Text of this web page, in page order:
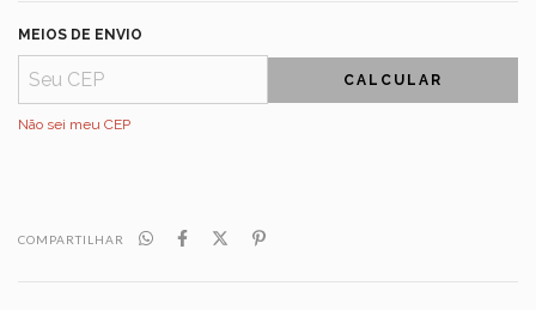
MEIOS DE ENVIO
CALCULAR
Não sei meu CEP
COMPARTILHAR